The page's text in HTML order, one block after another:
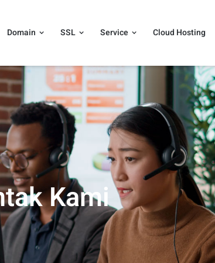
Domain SSL Service Cloud Hosting
Kami